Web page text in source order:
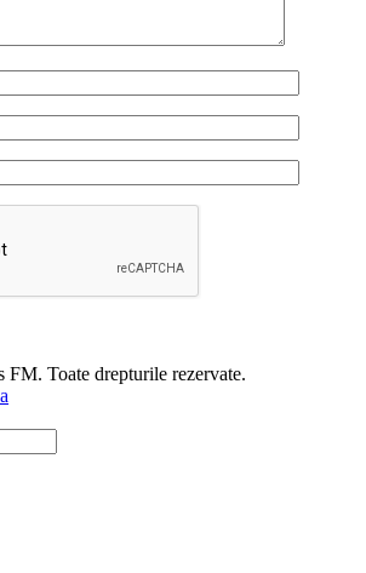
Toate drepturile rezervate.